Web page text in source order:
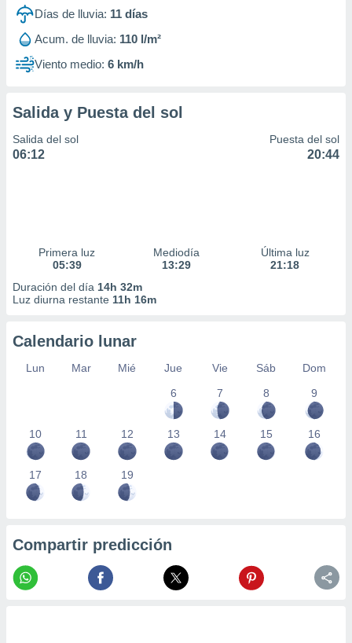
Días de lluvia: 11 días
Acum. de lluvia: 110 l/m²
Viento medio: 6 km/h
Salida y Puesta del sol
Salida del sol
06:12
Puesta del sol
20:44
Primera luz
05:39
Mediodía
13:29
Última luz
21:18
Duración del día 14h 32m
Luz diurna restante 11h 16m
Calendario lunar
Lun Mar Mié Jue Vie Sáb
Dom
6
7 8 9
10 11 12 13 14 15 16
17 18 19
Compartir predicción